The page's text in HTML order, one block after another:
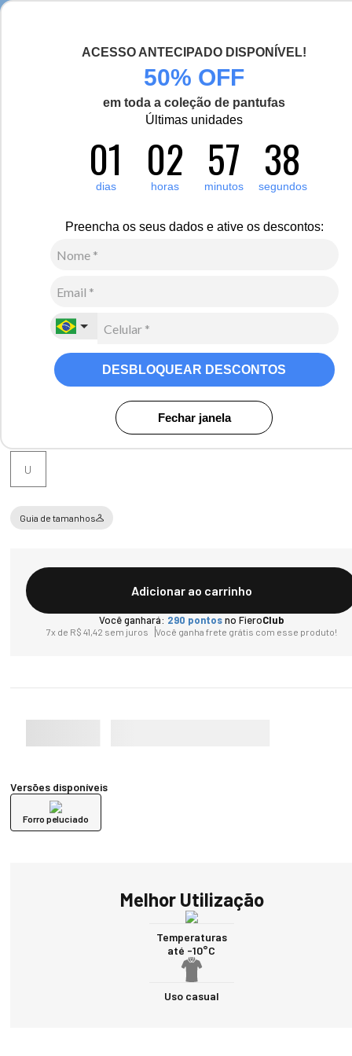
ACESSO ANTECIPADO DISPONÍVEL!
50% OFF
em toda a coleção de pantufas
Últimas unidades
01
dias 02
horas 57
minutos 37
segundos
Preencha os seus dados e ative os descontos:
DESBLOQUEAR DESCONTOS
Fechar janela
Acessórios Protetor de Orelha
Avaliações
Alta Insulation lining
00
Ver Parcelas
Castanho
U
Guia de tamanhos
Adicionar ao carrinho
Você ganhará: 290 pontosno FieroClub
7x de R$ 41,42 sem juros Você ganha frete grátis com esse produto!
Versões disponíveis
Forro peluciado
Melhor Utilização
Temperaturas
até -10°C
Uso casual